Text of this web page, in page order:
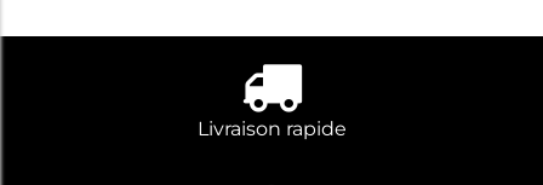
Livraison rapide